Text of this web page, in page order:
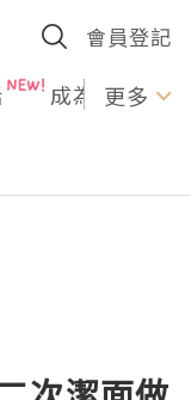
會員登記
成為U更多